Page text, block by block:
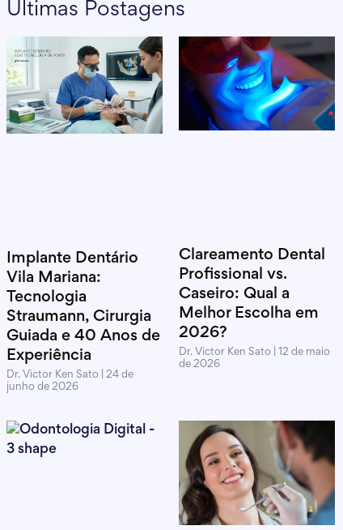
Últimas Postagens
Implante Dentário
Vila Mariana:
Tecnologia
Straumann, Cirurgia
Guiada e 40 Anos de
Experiência
Dr. Victor Ken Sato
24 de
junho de 2026
Clareamento Dental
Profissional vs.
Caseiro: Qual a
Melhor Escolha em
2026?
Dr. Victor Ken Sato
12 de maio
de 2026